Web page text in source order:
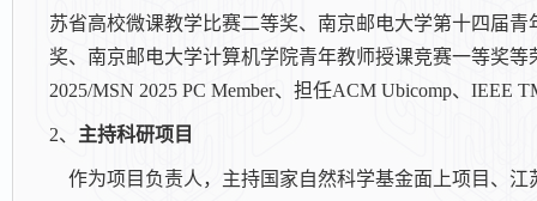
苏省高校微课教学比赛二等奖、南京邮电大学第十四届
奖、南京邮电大学计算机学院青年教师授课竞赛一等奖等
2025/MSN 2025 PC Member、担任ACM Ubicomp、IEEE
2、 主持科研项目
作为项目负责人，主持国家自然科学基金面上项目、